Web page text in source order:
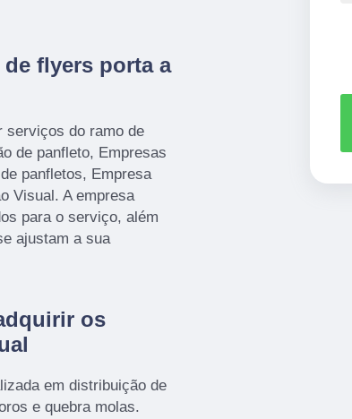
flyers porta a
serviços do ramo de
de panfleto, Empresas
panfletos, Empresa
Visual. A empresa
para o serviço, além
ajustam a sua
os
em distribuição de
e quebra molas.